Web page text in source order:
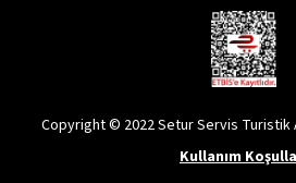
Copyright © 2022 Setur Servis Turistik
Kullanım